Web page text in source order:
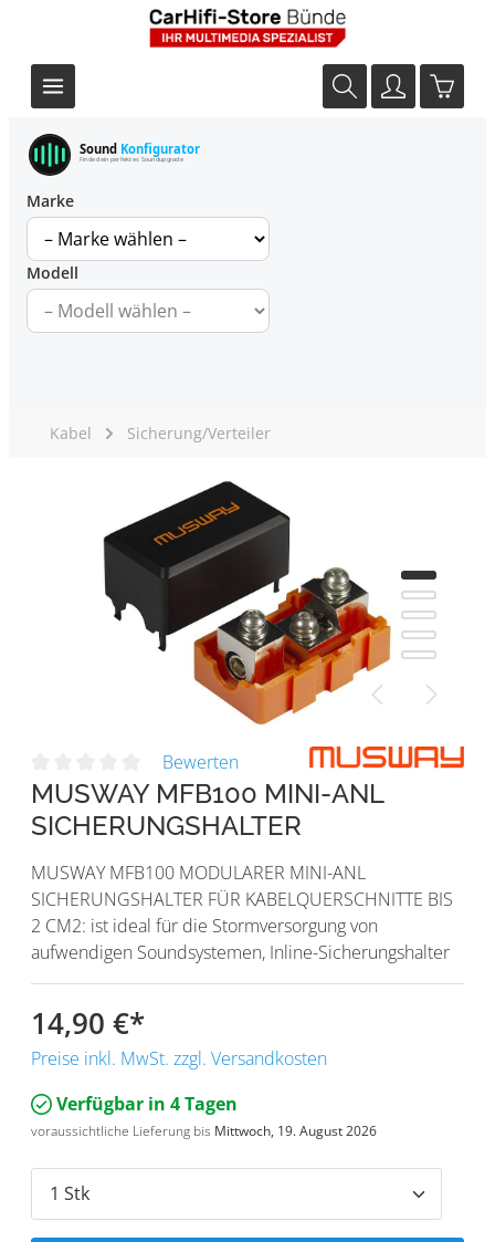
Sound Konfigurator
Finde dein perfektes Soundupgrade
Marke
Modell
Kabel Sicherung/Verteiler
Bewerten
MUSWAY MFB100 MINI-ANL
SICHERUNGSHALTER
MUSWAY MFB100 MODULARER MINI-ANL
SICHERUNGSHALTER FÜR KABELQUERSCHNITTE BIS
2 CM2: ist ideal für die Stormversorgung von
aufwendigen Soundsystemen, Inline-Sicherungshalter
14,90 €*
Preise inkl. MwSt. zzgl. Versandkosten
Verfügbar in 4 Tagen
voraussichtliche Lieferung bis Mittwoch, 19. August 2026